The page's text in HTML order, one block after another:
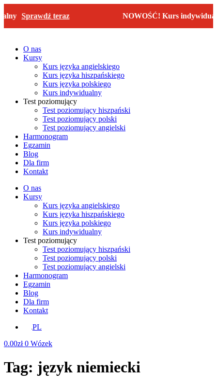
do
Sprawdź teraz NOWOŚĆ! Kurs
O nas
Kursy
Kurs języka angielskiego
Kurs języka hiszpańskiego
Kurs języka polskiego
Kurs indywidualny
Test poziomujący
Test poziomujący hiszpański
Test poziomujący polski
Test poziomujący angielski
Harmonogram
Egzamin
Blog
Dla firm
Kontakt
O nas
Kursy
Kurs języka angielskiego
Kurs języka hiszpańskiego
Kurs języka polskiego
Kurs indywidualny
Test poziomujący
Test poziomujący hiszpański
Test poziomujący polski
Test poziomujący angielski
Harmonogram
Egzamin
Blog
Dla firm
Kontakt
PL
0.00zł 0 Wózek
Tag: język niemiecki